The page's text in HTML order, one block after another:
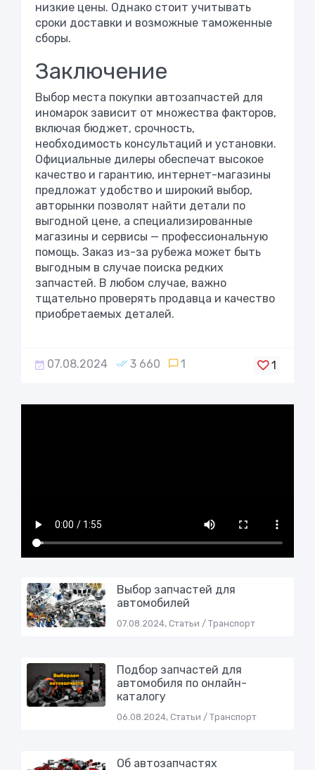
низкие цены. Однако стоит учитывать
сроки доставки и возможные таможенные
сборы.
Заключение
Выбор места покупки автозапчастей для
иномарок зависит от множества факторов,
включая бюджет, срочность,
необходимость консультаций и установки.
Официальные дилеры обеспечат высокое
качество и гарантию, интернет-магазины
предложат удобство и широкий выбор,
авторынки позволят найти детали по
выгодной цене, а специализированные
магазины и сервисы — профессиональную
помощь. Заказ из-за рубежа может быть
выгодным в случае поиска редких
запчастей. В любом случае, важно
тщательно проверять продавца и качество
приобретаемых деталей.
07.08.2024 3 660 1 1
Выбор запчастей для
автомобилей
07.08.2024, Статьи / Транспорт
Подбор запчастей для
автомобиля по онлайн-
каталогу
06.08.2024, Статьи / Транспорт
Об автозапчастях